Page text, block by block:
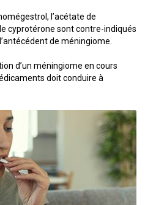
l’acétate de
cyprotérone sont contre-indiqués
de méningiome.
d’un méningiome en cours
doit conduire à